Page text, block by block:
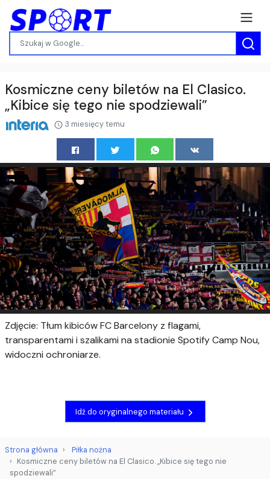
Kosmiczne ceny biletów na El Clasico.
„Kibice się tego nie spodziewali”
3 miesięcy temu
Zdjęcie: Tłum kibiców FC Barcelony z flagami,
transparentami i szalikami na stadionie Spotify Camp Nou,
widoczni ochroniarze.
Idź do oryginalnego materiału
Strona główna
Piłka nożna
Kosmiczne ceny biletów na El Clasico. „Kibice się tego nie
spodziewali”